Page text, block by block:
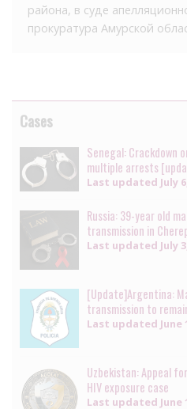
района, в суде
прокуратура Амурской
Cases
Senegal: Crackdown
multiple arrests
Last updated July
Russia: 39-year old
transmission in
Last updated July
[Update]Argentina:
transmission to
Last updated June
Uzbekistan: Appeal
HIV exposure case
Last updated June